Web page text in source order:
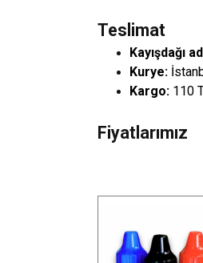
Teslimat
Kayışdağı
Kurye:
Kargo: 110
Fiyatlarımız